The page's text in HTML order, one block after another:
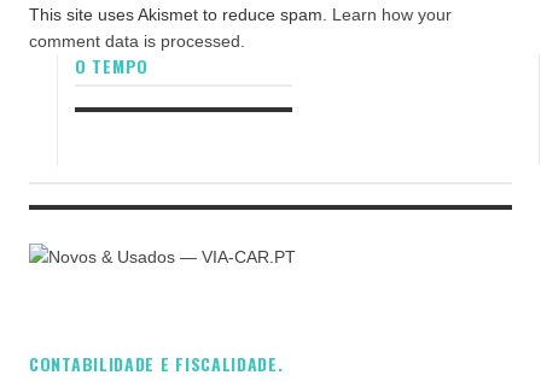
This site uses Akismet to reduce spam. Learn how your
comment data is processed.
O TEMPO
CONTABILIDADE E FISCALIDADE.